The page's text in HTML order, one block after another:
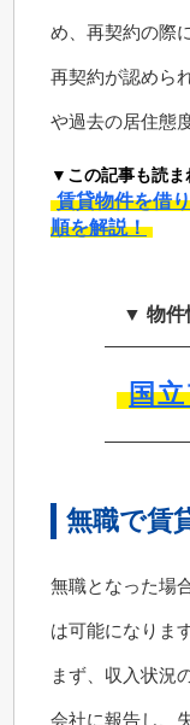
め、再契約の際
再契約が認めら
や過去の居住態
▼この記事も読ま
賃貸物件を借
順を解説！
▼ 物件
国
無職で賃
無職となった場
は可能になります
まず、収入状況
会社に報告し、